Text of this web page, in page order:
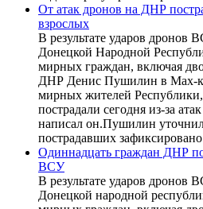
От атак дронов на ДНР
взрослых
В результате ударов
Донецкой Народной
мирных граждан, включая
ДНР Денис Пушилин в Max-
мирных жителей Республики,
пострадали сегодня из-за
написал он.Пушилин
пострадавших
Одиннадцать граждан ДНР
ВСУ
В результате ударов
Донецкой народной